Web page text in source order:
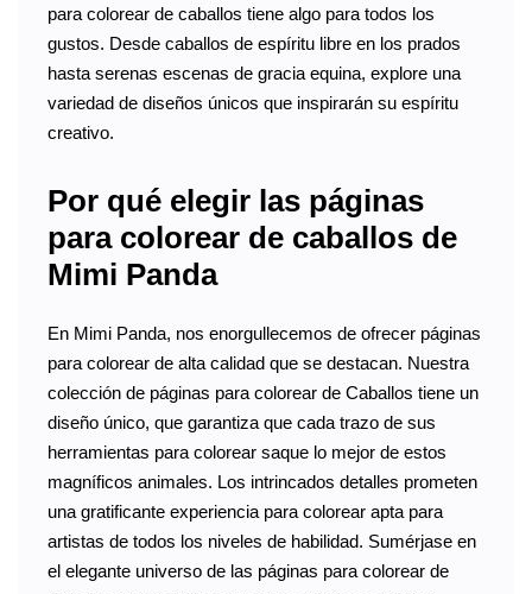
para colorear de caballos tiene algo para todos los
gustos. Desde caballos de espíritu libre en los prados
hasta serenas escenas de gracia equina, explore una
variedad de diseños únicos que inspirarán su espíritu
creativo.
Por qué elegir las páginas
para colorear de caballos de
Mimi Panda
En Mimi Panda, nos enorgullecemos de ofrecer páginas
para colorear de alta calidad que se destacan. Nuestra
colección de páginas para colorear de Caballos tiene un
diseño único, que garantiza que cada trazo de sus
herramientas para colorear saque lo mejor de estos
magníficos animales. Los intrincados detalles prometen
una gratificante experiencia para colorear apta para
artistas de todos los niveles de habilidad. Sumérjase en
el elegante universo de las páginas para colorear de